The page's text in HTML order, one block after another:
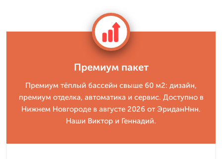
Премиум пакет
Премиум тёплый бассейн свыше 60 м2: дизайн,
премиум отделка, автоматика и сервис. Доступно в
Нижнем Новгороде в августе 2026 от ЭриданНнн.
Наши Виктор и Геннадий.